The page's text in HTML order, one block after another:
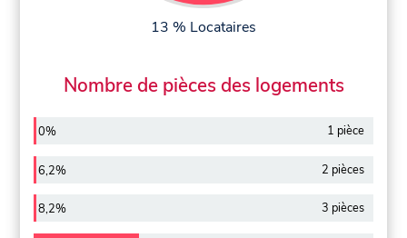
13 % Locataires
Nombre de pièces des logements
0% 1 pièce
6,2% 2 pièces
8,2% 3 pièces